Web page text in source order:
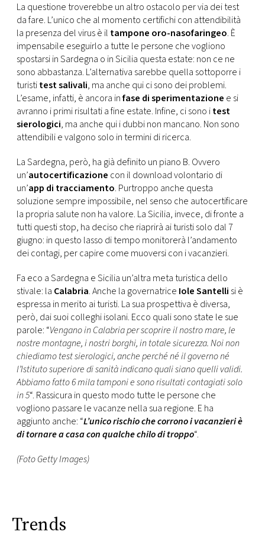
La questione troverebbe un altro ostacolo per via dei test
da fare. L’unico che al momento certifichi con attendibilità
la presenza del virus è il tampone oro-nasofaringeo. È
impensabile eseguirlo a tutte le persone che vogliono
spostarsi in Sardegna o in Sicilia questa estate: non ce ne
sono abbastanza. L’alternativa sarebbe quella sottoporre i
turistitest salivali, ma anche qui ci sono dei problemi.
L’esame, infatti, è ancora infase di sperimentazione e si
avranno i primi risultati a fine estate. Infine, ci sono itest
sierologici, ma anche qui i dubbi non mancano. Non sono
attendibili e valgono solo in termini di ricerca.
La Sardegna, però, ha già definito un piano B. Ovvero
un’autocertificazione con il download volontario di
un’app di tracciamento. Purtroppo anche questa
soluzione sempre impossibile, nel senso che autocertificare
la propria salute non ha valore. La Sicilia, invece, di fronte a
tutti questi stop, ha deciso che riaprirà ai turisti solo dal 7
giugno: in questo lasso di tempo monitorerà l’andamento
dei contagi, per capire come muoversi con i vacanzieri.
Fa eco a Sardegna e Sicilia un’altra meta turistica dello
stivale: la Calabria. Anche la governatrice Iole Santelli si è
espressa in merito ai turisti. La sua prospettiva è diversa,
però, dai suoi colleghi isolani. Ecco quali sono state le sue
parole: “Vengano in Calabria per scoprire il nostro mare, le
nostre montagne, i nostri borghi, in totale sicurezza. Noi non
chiediamo test sierologici, anche perché né il governo né
l’Istituto superiore di sanità indicano quali siano quelli validi.
Abbiamo fatto 6 mila tamponi e sono risultati contagiati solo
in 5“. Rassicura in questo modo tutte le persone che
vogliono passare le vacanze nella sua regione. E ha
aggiunto anche: “L’unico rischio che corrono i vacanzieri è
di tornare a casa con qualche chilo di troppo“.
(Foto Getty Images)
Trends